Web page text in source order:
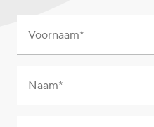
Voornaam
Naam